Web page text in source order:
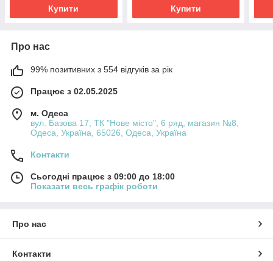
Купити Купити
Про нас
99% позитивних з 554 відгуків за рік
Працює з 02.05.2025
м. Одеса
вул. Базова 17, ТК "Нове місто", 6 ряд, магазин №8,
Одеса, Україна, 65026, Одеса, Україна
Контакти
Сьогодні працює з 09:00 до 18:00
Показати весь графік роботи
Про нас
Контакти